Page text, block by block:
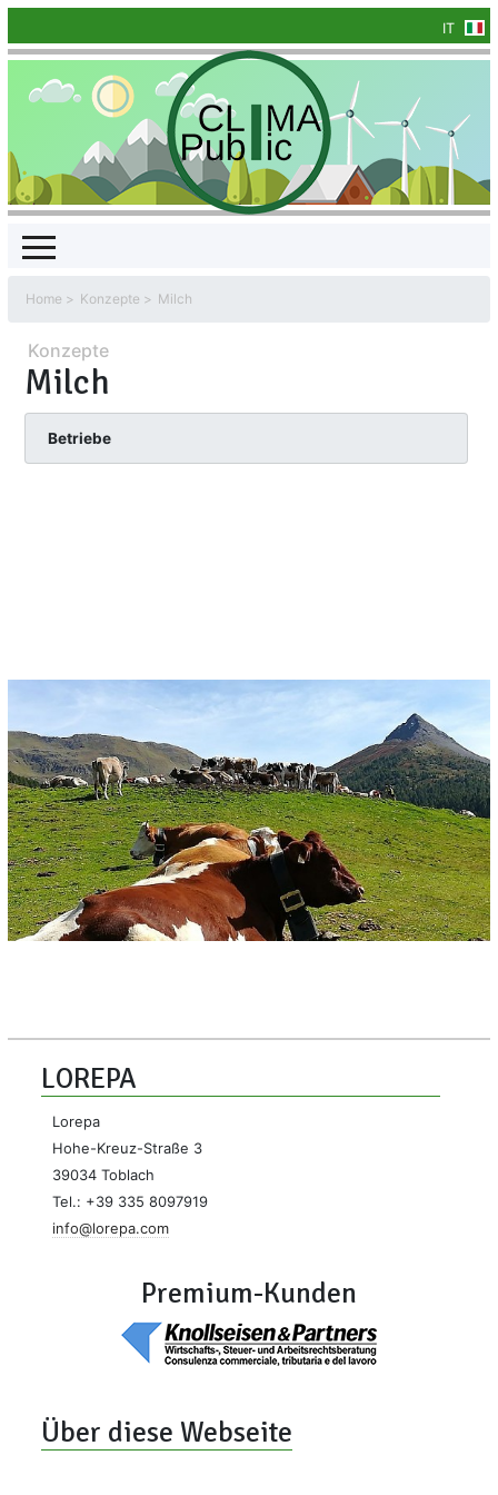
IT
Home Konzepte Milch
Konzepte
Milch
Betriebe
LOREPA
Lorepa
Hohe-Kreuz-Straße 3
39034 Toblach
Tel.: +39 335 8097919
info@lorepa.com
Premium-Kunden
Über diese Webseite